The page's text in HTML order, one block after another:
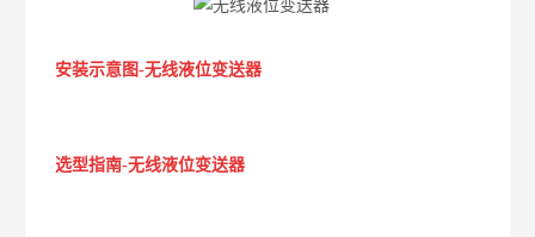
安装示意图-无线液位变送器
选型指南-无线液位变送器